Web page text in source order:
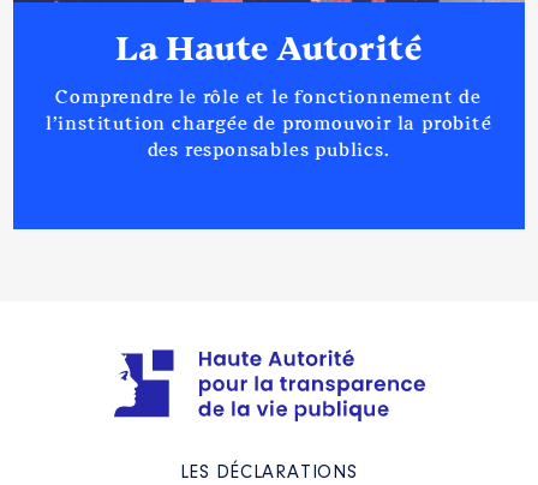
La Haute Autorité
Comprendre le rôle et le fonctionnement de
l’institution chargée de promouvoir la probité
des responsables publics.
LES DÉCLARATIONS